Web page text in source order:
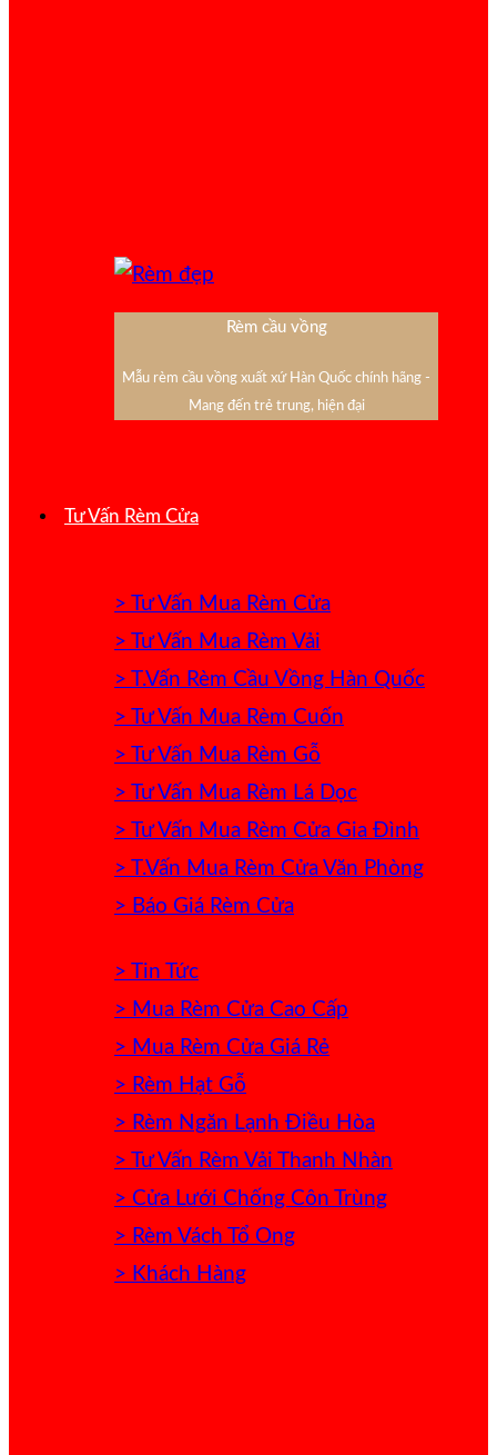
Rèm cầu vồng
Mẫu rèm cầu vồng xuất xứ Hàn Quốc chính hãng -
Mang đến trẻ trung, hiện đại
Tư Vấn Rèm Cửa
> Tư Vấn Mua Rèm Cửa
> Tư Vấn Mua Rèm Vải
> T.Vấn Rèm Cầu Vồng Hàn Quốc
> Tư Vấn Mua Rèm Cuốn
> Tư Vấn Mua Rèm Gỗ
> Tư Vấn Mua Rèm Lá Dọc
> Tư Vấn Mua Rèm Cửa Gia Đình
> T.Vấn Mua Rèm Cửa Văn Phòng
> Báo Giá Rèm Cửa
> Tin Tức
> Mua Rèm Cửa Cao Cấp
> Mua Rèm Cửa Giá Rẻ
> Rèm Hạt Gỗ
> Rèm Ngăn Lạnh Điều Hòa
> Tư Vấn Rèm Vải Thanh Nhàn
> Cửa Lưới Chống Côn Trùng
> Rèm Vách Tổ Ong
> Khách Hàng